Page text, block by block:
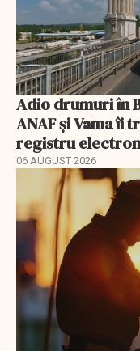
Adio drumuri în
ANAF și Vama
registru
06 AUGUST 2026